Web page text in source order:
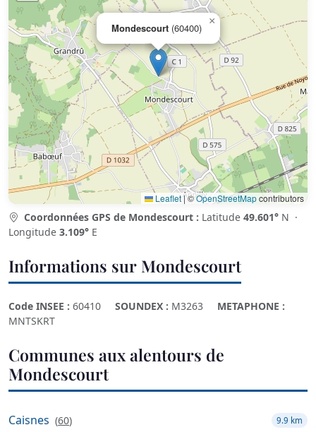
Mondescourt (60400)
×
Leaflet|©OpenStreetMapcontributors
Coordonnées GPS de Mondescourt : Latitude 49.601° N ·
Longitude 3.109° E
Informations sur Mondescourt
Code INSEE : 60410 SOUNDEX : M3263
METAPHONE :
MNTSKRT
Communes aux alentours de
Mondescourt
Caisnes (60) 9.9 km